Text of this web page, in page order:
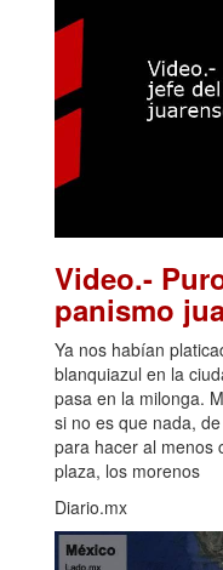
Video.-
panismo
Ya nos habían
blanquiazul en la
pasa en la milonga.
si no es que nada,
para hacer al menos
plaza, los morenos
Diario.mx